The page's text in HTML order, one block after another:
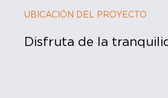
UBICACIÓN DEL PROYECTO
Disfruta de la